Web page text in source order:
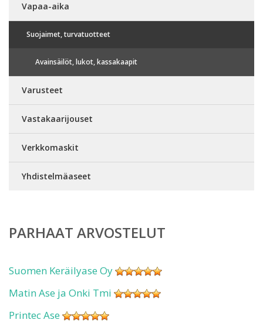
Vapaa-aika
Suojaimet, turvatuotteet
Avainsäilöt, lukot, kassakaapit
Varusteet
Vastakaarijouset
Verkkomaskit
Yhdistelmäaseet
PARHAAT ARVOSTELUT
Suomen Keräilyase Oy
Matin Ase ja Onki Tmi
Printec Ase